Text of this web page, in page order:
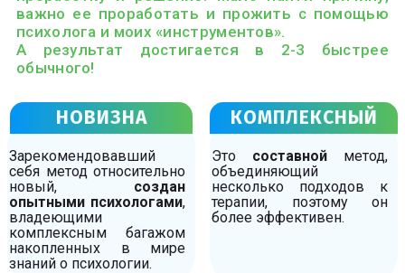
важно ее проработать и прожить с помощью
психолога и моих «инструментов».
А результат достигается в 2-3 быстрее
обычного!
НОВИЗНА
Зарекомендовавший
себя метод относительно
новый, создан
опытными психологами,
владеющими
комплексным багажом
накопленных в мире
знаний о психологии.
КОМПЛЕКСНЫЙ
Это составной метод,
объединяющий
несколько подходов к
терапии, поэтому он
более эффективен.